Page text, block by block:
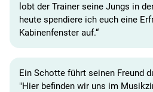
lobt der Trainer seine Jungs in
heute spendiere ich euch eine
Kabinenfenster auf.“
Ein Schotte führt seinen Freund
"Hier befinden wir uns im